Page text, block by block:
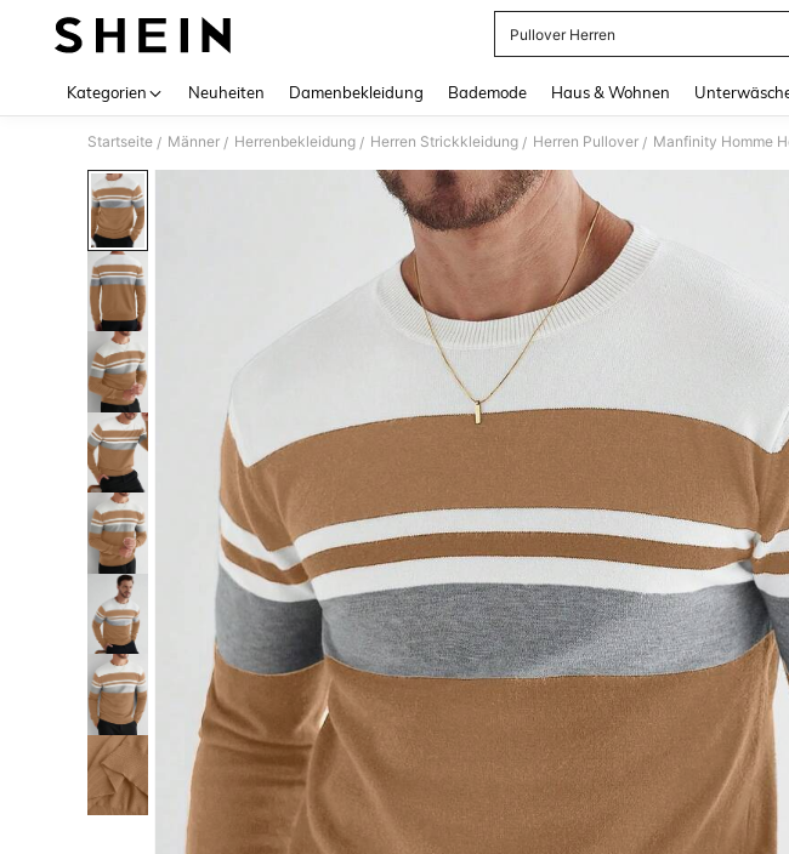
Pullover Herren
Kategorien Neuheiten Damenbekleidung Bademode Haus & Wohnen
Startseite / Männer / Herrenbekleidung / Herren Strickkleidung / Herren Pullover / Manfinity Homme